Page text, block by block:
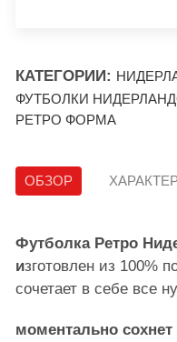
КАТЕГОРИИ:
ФУТБОЛКИ
РЕТРО ФОРМА
ОБЗОР
Футболка Ретро
изготовлен из 100%
сочетает в себе все
моментально сохнет